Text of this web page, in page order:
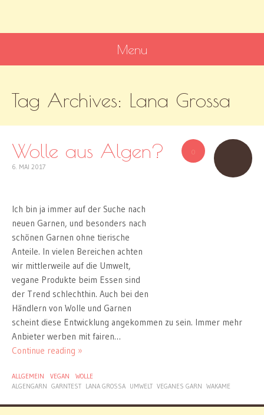
MissKnitness
Kaufst du noch oder strickst du schon?
Menu
TO
CONTENT
Tag Archives: Lana Grossa
0
Wolle aus Algen?
6. MAI 2017
Ich bin ja immer auf der Suche nach
neuen Garnen, und besonders nach
schönen Garnen ohne tierische
Anteile. In vielen Bereichen achten
wir mittlerweile auf die Umwelt,
vegane Produkte beim Essen sind
der Trend schlechthin. Auch bei den
Händlern von Wolle und Garnen
scheint diese Entwicklung angekommen zu sein. Immer mehr
Anbieter werben mit fairen…
Continue reading »
ALLGEMEIN VEGAN
WOLLE
ALGENGARN GARNTEST LANA GROSSA UMWELT VEGANES GARN WAKAME